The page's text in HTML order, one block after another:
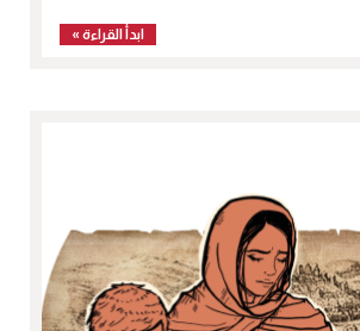
ابدأ القراءة »